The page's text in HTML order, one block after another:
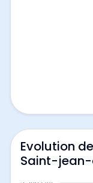
Evolution
Saint-